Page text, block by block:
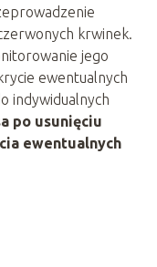
krwinek.
jego
ewentualnych
indywidualnych
po usunięciu
ewentualnych